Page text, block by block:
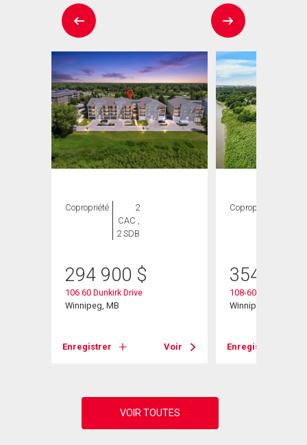
Copropriété
2
CAC ,
2 SDB
294 900 $
106 60 Dunkirk Drive
Winnipeg, MB
Enregistrer Voir
Copropriété
354 900
108-60 Dunkirk Dr
Winnipeg, MB
Enregistrer